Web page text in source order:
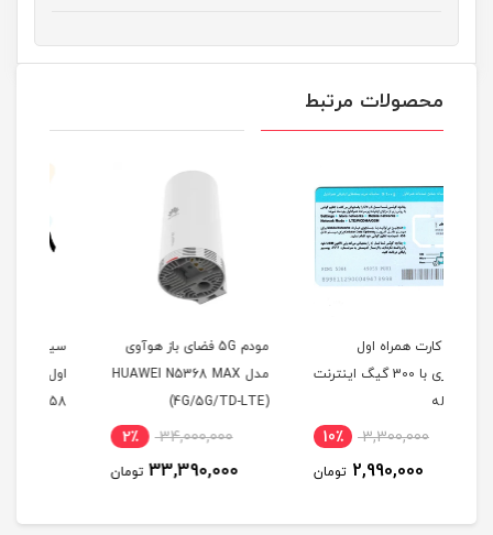
محصولات مرتبط
مودم 5G فضای باز هوآوی
مدل HUAWEI N5368 MAX
34,000,000
33,390,000
سیم کارت اعتباری همراه
اول سری طلایی
09195900058
244,800,000
237,600,000